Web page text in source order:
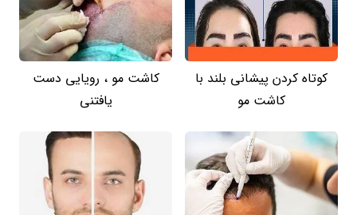
کوتاه کردن پیشانی بلند با
کاشت مو
کاشت مو ، رویایی دست
یافتنی